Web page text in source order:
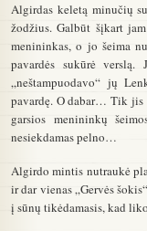
Algirdas keletą minučių
žodžius. Galbūt šįkart
menininkas, o jo šeima
pavardės sukūrė
„neštampuodavo“ jų
pavardę. O dabar… Tik jis
garsios menininkų
nesiekdamas pelno…
Algirdo mintis nutraukė
ir dar vienas „Gervės
į sūnų tikėdamasis, kad